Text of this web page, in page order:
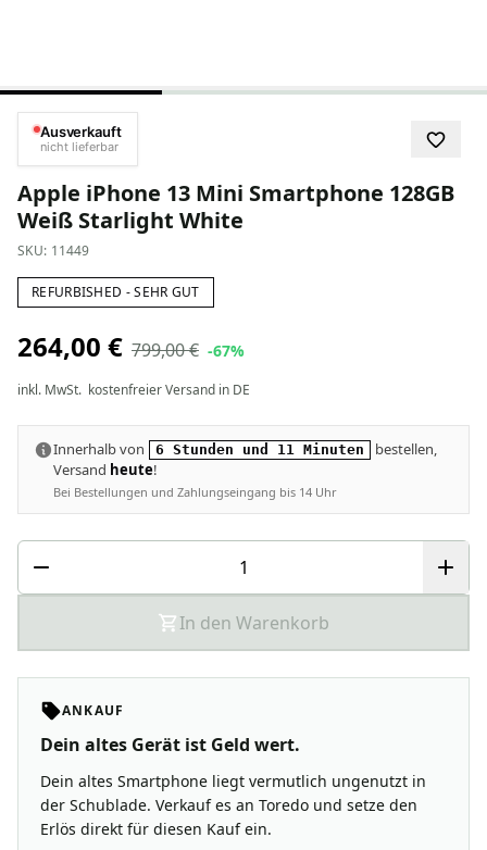
Ausverkauft
nicht lieferbar
Apple iPhone 13 Mini Smartphone 128GB
Weiß Starlight White
SKU: 11449
REFURBISHED - SEHR GUT
264,00 € 799,00 € -67%
inkl. MwSt. kostenfreier Versand in DE
Innerhalb von 6 Stunden und 11 Minuten
bestellen,
Versand heute!
Bei Bestellungen und Zahlungseingang bis 14 Uhr
In den Warenkorb
ANKAUF
Dein altes Gerät ist Geld wert.
Dein altes Smartphone liegt vermutlich ungenutzt in
der Schublade. Verkauf es an Toredo und setze den
Erlös direkt für diesen Kauf ein.